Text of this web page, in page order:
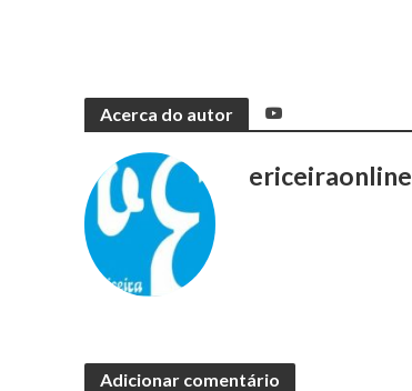
Acerca do autor
ericeiraonline
Adicionar comentário